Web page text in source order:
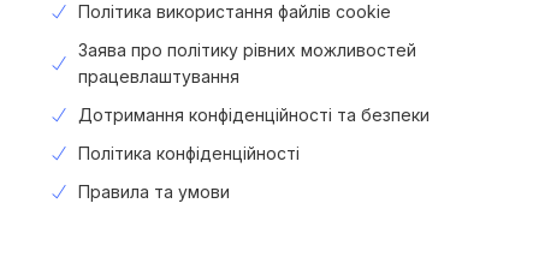
Політика використання файлів cookie
Заява про політику рівних можливостей
працевлаштування
Дотримання конфіденційності та безпеки
Політика конфіденційності
Правила та умови